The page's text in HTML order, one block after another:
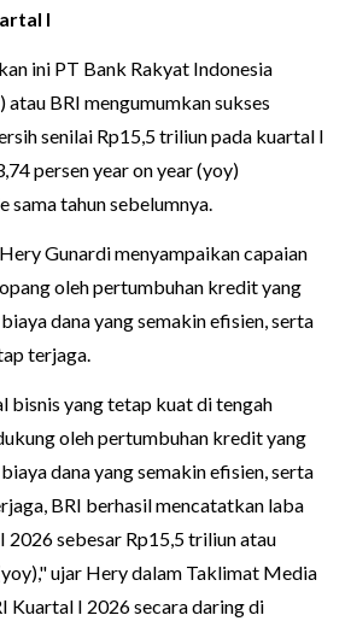
I
ini PT Bank Rakyat Indonesia
BRI mengumumkan sukses
senilai Rp15,5 triliun pada kuartal I
persen year on year (yoy)
sama tahun sebelumnya.
Gunardi menyampaikan capaian
oleh pertumbuhan kredit yang
dana yang semakin efisien, serta
terjaga.
bisnis yang tetap kuat di tengah
oleh pertumbuhan kredit yang
dana yang semakin efisien, serta
BRI berhasil mencatatkan laba
2026 sebesar Rp15,5 triliun atau
ujar Hery dalam Taklimat Media
Kuartal I 2026 secara daring di